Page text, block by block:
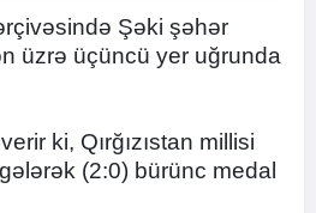
Şəki şəhər
üzrə üçüncü yer uğrunda
ki, Qırğızıstan millisi
(2:0) bürünc medal